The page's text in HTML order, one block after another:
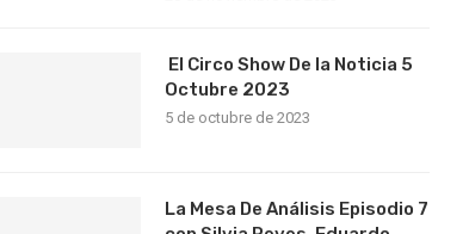
El Circo Show De la Noticia 5
Octubre 2023
5 de octubre de 2023
La Mesa De Análisis Episodio 7